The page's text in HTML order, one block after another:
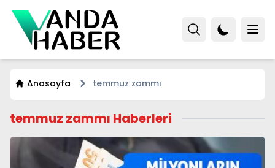
Anasayfa temmuz zammı
temmuz zammı Haberleri